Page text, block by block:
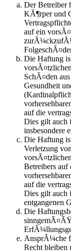
Der Betreiber
KÃ¶rper und
auf ein
Die Haftung
SchÃ¤den
Gesundheit
auf die
Dies gilt auch
insbesondere
Die Haftung
Verletzung
Betreibers auf
auf die
Dies gilt auch
entgangenen
Die
AnsprÃ¼che
Recht